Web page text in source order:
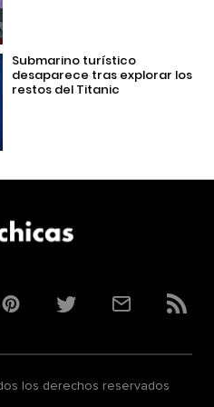
Submarino turístico
desaparece tras explorar los
restos del Titanic
PinterestTwitterCorreoRSS
los derechos reservados